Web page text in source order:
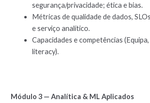
segurança/privacidade; ética e bias.
Métricas de qualidade de dados,
e serviço analítico.
Capacidades e competências
literacy).
Módulo 3 — Analítica & ML Aplicados